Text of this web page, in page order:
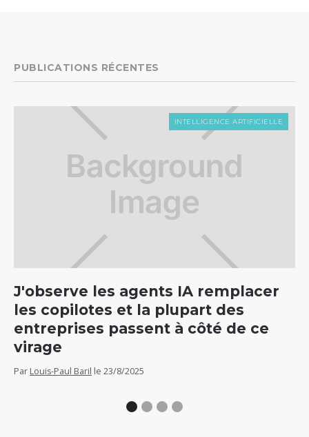
PUBLICATIONS RÉCENTES
INTELLIGENCE ARTIFICIELLE
J'observe les agents IA remplacer
les copilotes et la plupart des
entreprises passent à côté de ce
virage
Par Louis-Paul Baril le 23/8/2025